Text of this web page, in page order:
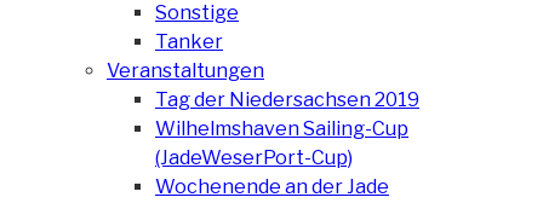
Sonstige
Tanker
Veranstaltungen
Tag der Niedersachsen 2019
Wilhelmshaven Sailing-Cup
(JadeWeserPort-Cup)
Wochenende an der Jade